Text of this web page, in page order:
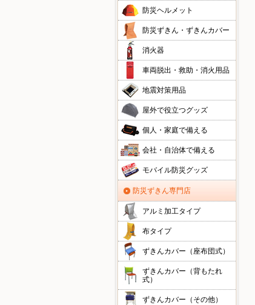
防災ヘルメット
防災ずきん・ずきんカバー
消火器
車両脱出・救助・消火用品
地震対策用品
屋外で役立つグッズ
個人・家庭で備える
会社・自治体で備える
モバイル防災グッズ
防災ずきん専門店
アルミ加工タイプ
布タイプ
ずきんカバー（座布団式）
ずきんカバー（背もたれ
式）
ずきんカバー（その他）